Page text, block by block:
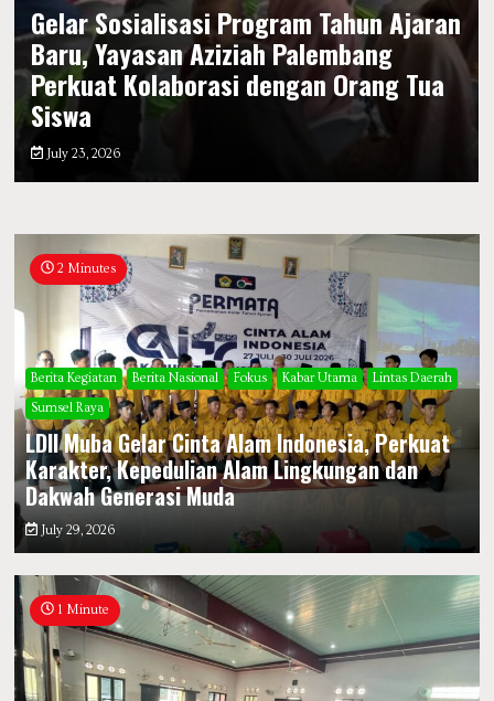
Gelar Sosialisasi Program Tahun Ajaran
Baru, Yayasan Aziziah Palembang
Perkuat Kolaborasi dengan Orang Tua
Siswa
July 23, 2026
2 Minutes
Berita Kegiatan Berita Nasional Fokus Kabar Utama Lintas Daerah
Sumsel Raya
LDII Muba Gelar Cinta Alam Indonesia, Perkuat
Karakter, Kepedulian Alam Lingkungan dan
Dakwah Generasi Muda
July 29, 2026
1 Minute